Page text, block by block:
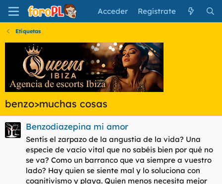
Acceder Regístrate
Etiquetas
benzo>muchas cosas
Benzodiazepina mi amor
Sentís el zarpazo de la angustia de la vida? Una
especie de vacío vital que no sabéis bien por qué no
se va? Como un barranco que va siempre a vuestro
lado? Hay quien se siente mal y lo soluciona con
cognitivismo y playa. Quien menos necesita mejor